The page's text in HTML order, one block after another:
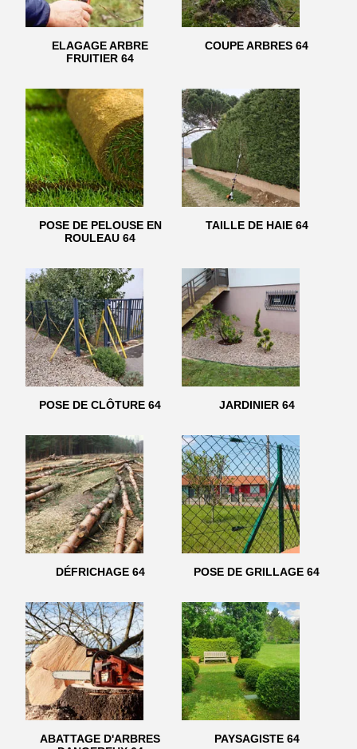
ELAGAGE ARBRE
FRUITIER 64
COUPE ARBRES 64
POSE DE PELOUSE EN
ROULEAU 64
TAILLE DE HAIE 64
POSE DE CLÔTURE 64 JARDINIER 64
DÉFRICHAGE 64 POSE DE GRILLAGE 64
ABATTAGE D'ARBRES
PAYSAGISTE 64